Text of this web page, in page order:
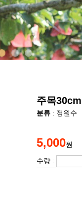
주목30cm
분류 : 정원수
5,000원
수량 :